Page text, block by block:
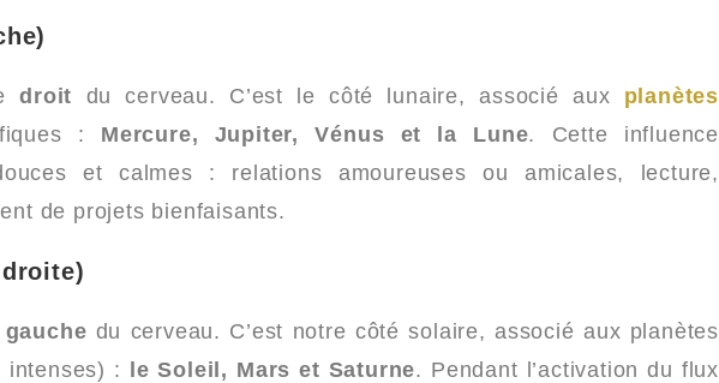
droit du cerveau. C’est le côté lunaire, associé aux planètes
: Mercure, Jupiter, Vénus et la Lune. Cette influence
et calmes : relations amoureuses ou amicales, lecture,
de projets bienfaisants.
gauche du cerveau. C’est notre côté solaire, associé aux planètes
intenses) :
le Soleil, Mars et Saturne. Pendant l’activation du flux